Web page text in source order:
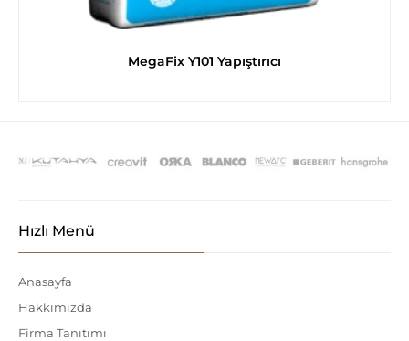
MegaFix Y101 Yapıştırıcı
Hızlı Menü
Anasayfa
Hakkımızda
Firma Tanıtımı